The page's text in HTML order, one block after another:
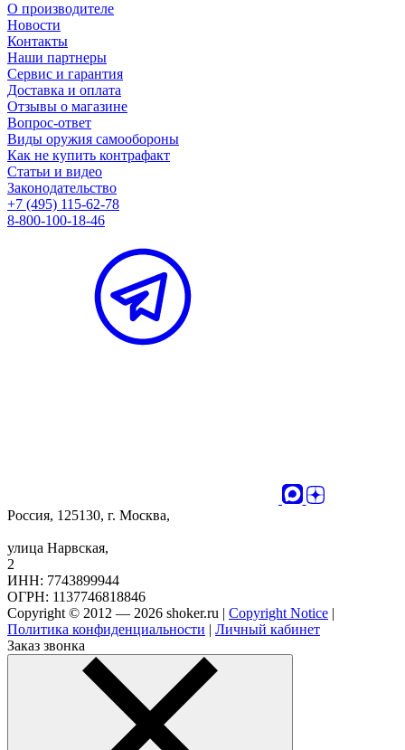
О производителе
Новости
Контакты
Наши партнеры
Сервис и гарантия
Доставка и оплата
Отзывы о магазине
Вопрос-ответ
Виды оружия самообороны
Как не купить контрафакт
Статьи и видео
Законодательство
+7 (495) 115-62-78
8-800-100-18-46
Россия, 125130, г. Москва,
улица Нарвская,
2
ИНН: 7743899944
ОГРН: 1137746818846
Copyright © 2012 — 2026 shoker.ru | Copyright Notice |
Политика конфиденциальности | Личный кабинет
Заказ звонка